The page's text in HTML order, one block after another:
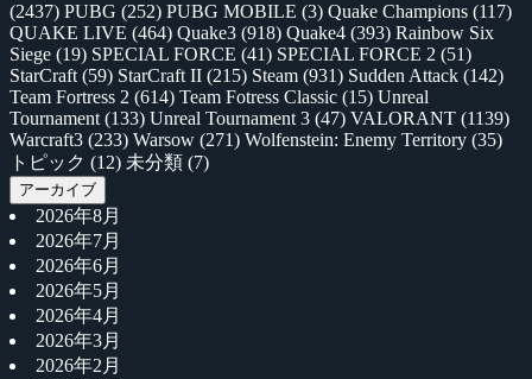
(2437) PUBG (252) PUBG MOBILE (3) Quake Champions (117)
QUAKE LIVE (464) Quake3 (918) Quake4 (393) Rainbow Six
Siege (19) SPECIAL FORCE (41) SPECIAL FORCE 2 (51)
StarCraft (59) StarCraft II (215) Steam (931) Sudden Attack (142)
Team Fortress 2 (614) Team Fotress Classic (15) Unreal
Tournament (133) Unreal Tournament 3 (47) VALORANT (1139)
Warcraft3 (233) Warsow (271) Wolfenstein: Enemy Territory (35)
トピック (12) 未分類 (7)
アーカイブ
2026年8月
2026年7月
2026年6月
2026年5月
2026年4月
2026年3月
2026年2月